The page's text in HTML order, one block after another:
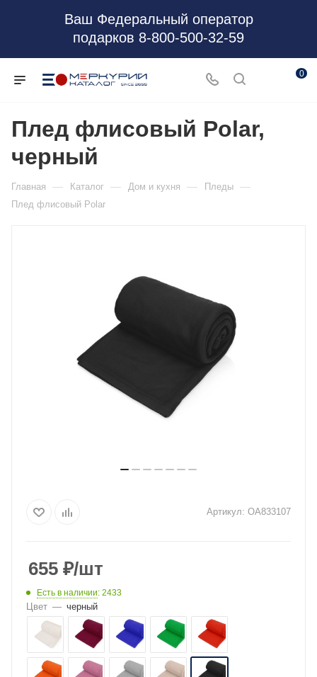
Ваш Федеральный оператор
подарков 8-800-500-32-59
0
Плед флисовый Polar,
черный
Главная — Каталог — Дом и кухня — Пледы —
Плед флисовый Polar
Артикул: OA833107
655 ₽/шт
Есть в наличии: 2433
Цвет — черный